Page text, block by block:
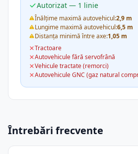
Autorizat — 1 linie
Înălțime maximă autovehicul:2,9 m
Lungime maximă autovehicul:6,5 m
Distanța minimă între axe:1,05 m
Tractoare
Autovehicule fără servofrână
Vehicule tractate (remorci)
Autovehicule GNC (gaz natural
Întrebări frecvente